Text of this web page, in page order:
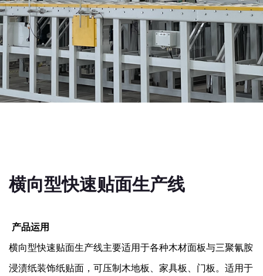
横向型快速贴面生产线
产品运用
横向型快速贴面生产线主要适用于各种木材面板与三聚氰胺
浸渍纸装饰纸贴面，可压制木地板、家具板、门板。适用于